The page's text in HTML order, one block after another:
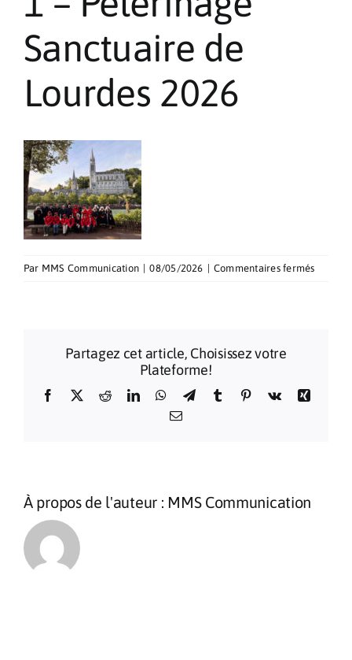
Contact
Sanctuaire de
Lourdes 2026
Par MMS Communication 08/05/2026 Commentaires ferméssur
Partagez cet article, Choisissez votre
Plateforme!
Facebook
X RedditLinkedInWhatsApp
TelegramTumblr Pinterest
Vk
Xing
Email
À propos de l'auteur : MMS Communication